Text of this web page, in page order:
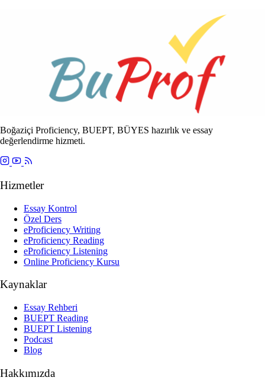
Boğaziçi Proficiency, BUEPT, BÜYES hazırlık ve essay
değerlendirme hizmeti.
Hizmetler
Essay Kontrol
Özel Ders
eProficiency Writing
eProficiency Reading
eProficiency Listening
Online Proficiency Kursu
Kaynaklar
Essay Rehberi
BUEPT Reading
BUEPT Listening
Podcast
Blog
Hakkımızda